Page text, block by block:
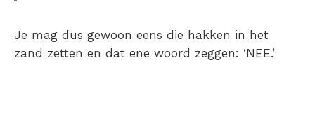
Je mag dus gewoon eens die hakken in het
zand zetten en dat ene woord zeggen: ‘NEE.’